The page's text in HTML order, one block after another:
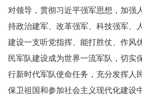
对领导，贯彻习近平强军思想，加强
持政治建军、改革强军、科技强军、
建设一支听党指挥、能打胜仗、作风
民军队建设成为世界一流军队，切实
行新时代军队使命任务，充分发挥人
保卫祖国和参加社会主义现代化建设